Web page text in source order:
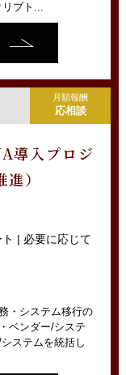
プト...
月額報酬
応相談
導入プロジ
）
| 必要に応じて
・システム移行の
ベンダー/システ
ステムを統括し